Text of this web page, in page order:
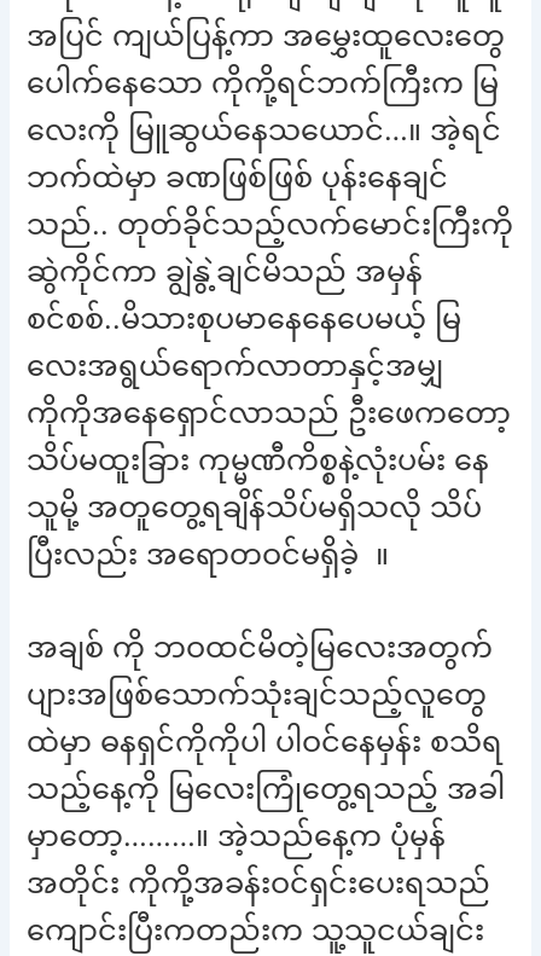
အပြင် ကျယ်ပြန့်ကာ အမွှေးထူလေးတွေ
ပေါက်နေသော ကိုကို့ရင်ဘက်ကြီးက မြ
လေးကို မြူဆွယ်နေသယောင်…။ အဲ့ရင်
ဘက်ထဲမှာ ခဏဖြစ်ဖြစ် ပုန်းနေချင်
သည်.. တုတ်ခိုင်သည့်လက်မောင်းကြီးကို
ဆွဲကိုင်ကာ ချွဲနွဲ့ချင်မိသည် အမှန်
စင်စစ်..မိသားစုပမာနေနေပေမယ့် မြ
လေးအရွယ်ရောက်လာတာနှင့်အမျှ
ကိုကိုအနေရှောင်လာသည် ဦးဖေကတော့
သိပ်မထူးခြား ကုမ္မဏီကိစ္စနဲ့လုံးပမ်း နေ
သူမို့ အတူတွေ့ရချိန်သိပ်မရှိသလို သိပ်
ပြီးလည်း အရောတဝင်မရှိခဲ့ ။
အချစ် ကို ဘဝထင်မိတဲ့မြလေးအတွက်
ပျားအဖြစ်သောက်သုံးချင်သည့်လူတွေ
ထဲမှာ ဓနရှင်ကိုကိုပါ ပါဝင်နေမှန်း စသိရ
သည့်နေ့ကို မြလေးကြုံတွေ့ရသည့် အခါ
မှာတော့………။ အဲ့သည်နေ့က ပုံမှန်
အတိုင်း ကိုကို့အခန်းဝင်ရှင်းပေးရသည်
ကျောင်းပြီးကတည်းက သူ့သူငယ်ချင်း